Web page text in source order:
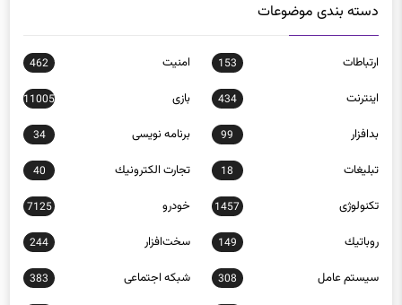
دسته بندی موضوعات
ارتباطات 153 امنيت 462
اينترنت 434 بازی 11005
بدافزار 99 برنامه نويسی 34
تبلیغات 18 تجارت الكترونيك 40
تکنولوژی 1457 خودرو 7125
روباتيك 149 سخت‌افزار 244
سيستم عامل 308 شبكه اجتماعی 383